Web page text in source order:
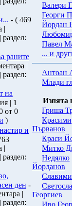
- ( 469
|
раздел:
раните
|
раздел:
на
| 1
от 0
)
и
|
раздел:
ден -
|
раздел:
Валери
Георги
Йордан
Павел
... и
Антоан
Млади
Изпята
Гриша
Първанов
Краси
Митко
Нeдялко
Йорданов
Георгиев
Иво